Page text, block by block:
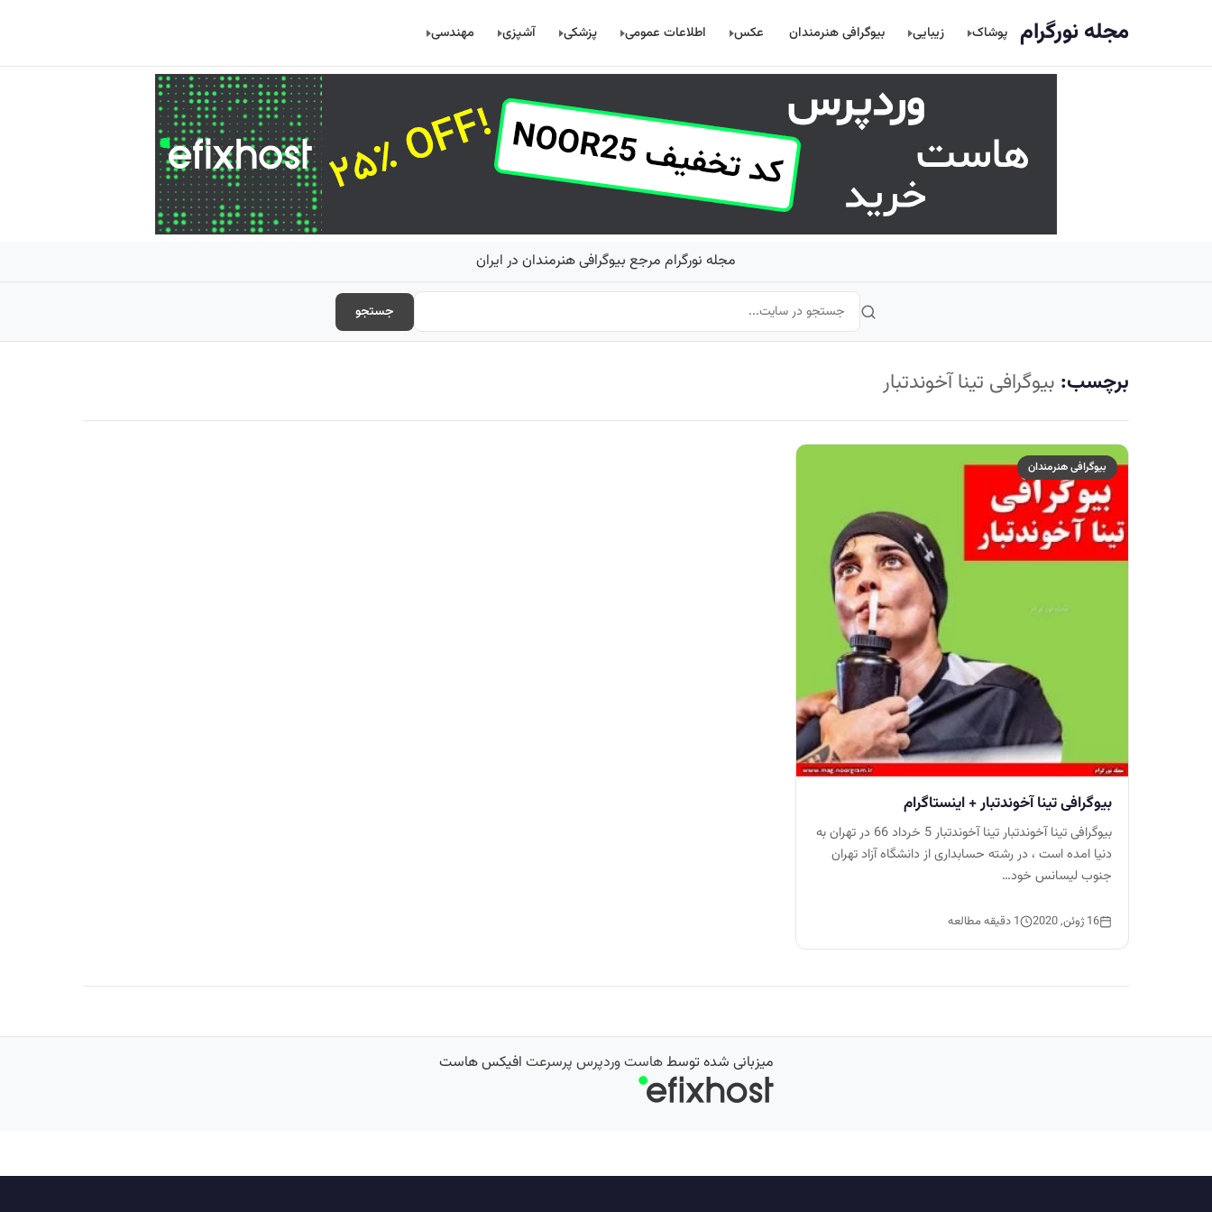
مجله نورگرام پوشاک زیبایی بیوگرافی هنرمندان عکس اطلاعات عمومی پزشکی آشپزی مهندسی
مجله نورگرام مرجع بیوگرافی هنرمندان در ایران
جستجو
برچسب: بیوگرافی تینا آخوندتبار
بیوگرافی هنرمندان
بیوگرافی تینا آخوندتبار + اینستاگرام
بیوگرافی تینا آخوندتبار تینا آخوندتبار 5 خرداد 66 در تهران به
دنیا امده است ، در رشته حسابداری از دانشگاه آزاد تهران
جنوب لیسانس خود…
16 ژوئن, 2020 1 دقیقه مطالعه
میزبانی شده توسطهاست وردپرس پرسرعت افیکس هاست